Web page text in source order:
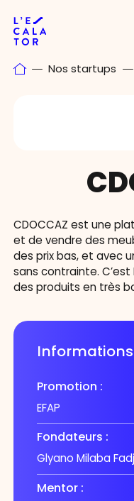
contenu
Nos startups
CDOCCAZ est une
et de vendre des
des prix bas, et avec
sans contrainte.
des produits en très
Informations
Promotion :
EFAP
Fondateurs :
Glyano Milaba Fadj
Mentor :